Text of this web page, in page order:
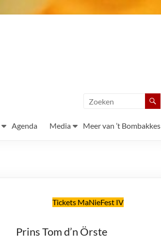
Agenda Media Meer van ’t Bombakkes
Tickets MaNieFest IV
Prins Tom d’n Örste